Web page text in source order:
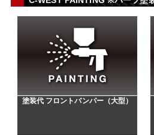
塗装代 フロントバンパー（大型）